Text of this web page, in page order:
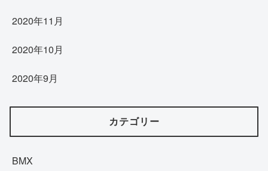
2020年11月
2020年10月
2020年9月
カテゴリー
BMX